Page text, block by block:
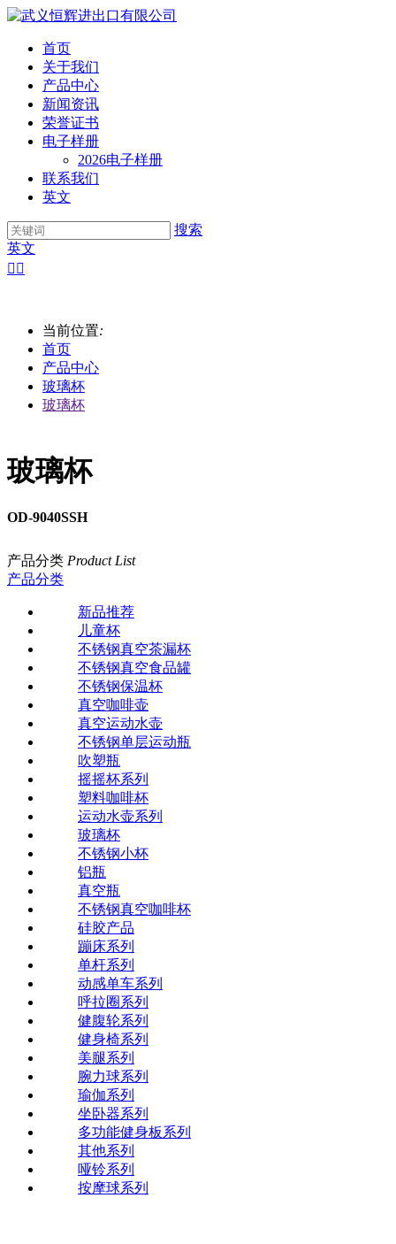
首页
关于我们
产品中心
新闻资讯
荣誉证书
电子样册
2026电子样册
联系我们
英文
搜索
英文
 
当前位置:
首页
产品中心
玻璃杯
玻璃杯
玻璃杯
OD-9040SSH
产品分类 Product List
产品分类
新品推荐
儿童杯
不锈钢真空茶漏杯
不锈钢真空食品罐
不锈钢保温杯
真空咖啡壶
真空运动水壶
不锈钢单层运动瓶
吹塑瓶
摇摇杯系列
塑料咖啡杯
运动水壶系列
玻璃杯
不锈钢小杯
铝瓶
真空瓶
不锈钢真空咖啡杯
硅胶产品
蹦床系列
单杆系列
动感单车系列
呼拉圈系列
健腹轮系列
健身椅系列
美腿系列
腕力球系列
瑜伽系列
坐卧器系列
多功能健身板系列
其他系列
哑铃系列
按摩球系列